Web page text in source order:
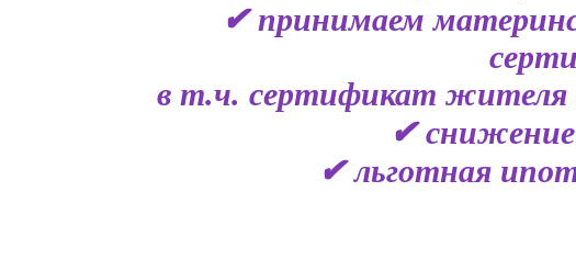
✔ принимаем
в т.ч. сертификат жителя
✔ снижение
✔ льготная